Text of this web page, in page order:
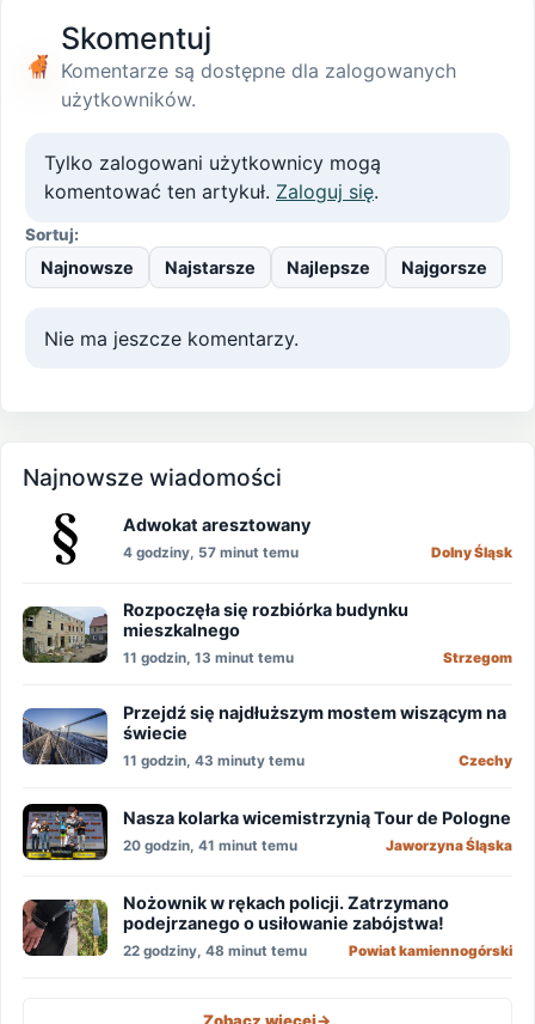
Skomentuj
Komentarze są dostępne dla zalogowanych
użytkowników.
Tylko zalogowani użytkownicy mogą
komentować ten artykuł. Zaloguj się.
Sortuj:
Najnowsze Najstarsze Najlepsze Najgorsze
Nie ma jeszcze komentarzy.
Najnowsze wiadomości
Adwokat aresztowany
4 godziny, 57 minut temu Dolny Śląsk
Rozpoczęła się rozbiórka budynku
mieszkalnego
11 godzin, 13 minut temu Strzegom
Przejdź się najdłuższym mostem wiszącym na
świecie
11 godzin, 43 minuty temu Czechy
Nasza kolarka wicemistrzynią Tour de Pologne
20 godzin, 41 minut temu Jaworzyna Śląska
Nożownik w rękach policji. Zatrzymano
podejrzanego o usiłowanie zabójstwa!
22 godziny, 48 minut temu Powiat kamiennogórski